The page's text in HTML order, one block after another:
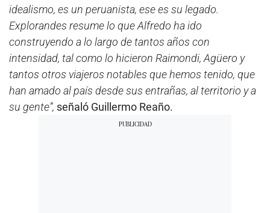
idealismo, es un peruanista, ese es su legado.
Explorandes resume lo que Alfredo ha ido
construyendo a lo largo de tantos años con
intensidad, tal como lo hicieron Raimondi, Agüero y
tantos otros viajeros notables que hemos tenido, que
han amado al país desde sus entrañas, al territorio y a
su gente”, señaló Guillermo Reaño.